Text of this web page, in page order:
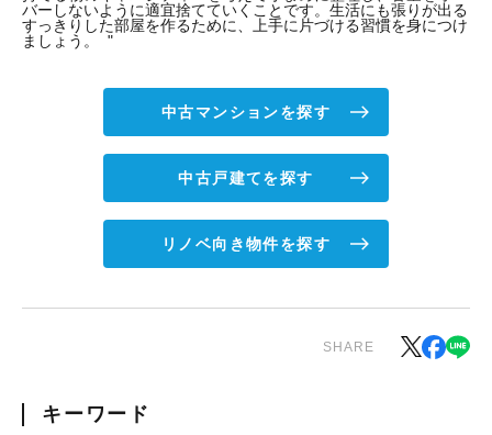
バーしないように適宜捨てていくことです。生活にも張りが出る
すっきりした部屋を作るために、上手に片づける習慣を身につけ
ましょう。 "
中古マンションを探す
中古戸建てを探す
リノベ向き物件を探す
SHARE
キーワード